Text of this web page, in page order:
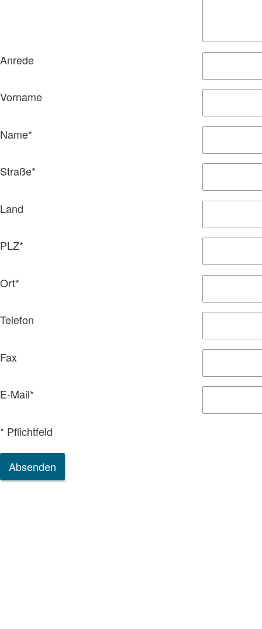
Anrede
Vorname
Name*
Straße*
Land
PLZ*
Ort*
Telefon
Fax
E-Mail*
* Pflichtfeld